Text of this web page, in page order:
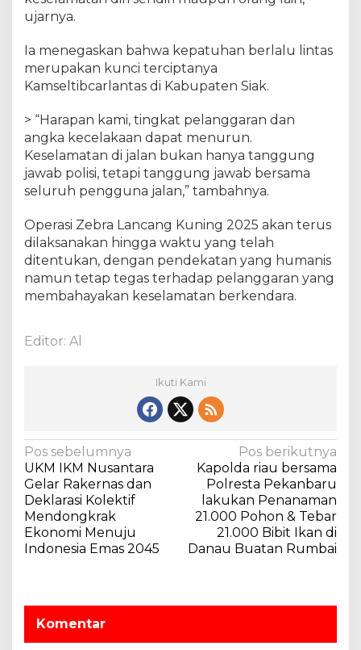
g
e
n
a
a
D
i
i
b
a
u
L
e
b
B
e
r
l
a
l
u
a
s
ujarnya.
Ia menegaskan bahwa kepatuhan berlalu lintas
merupakan kunci terciptanya
Kamseltibcarlantas di Kabupaten Siak.
> “Harapan kami, tingkat pelanggaran dan
angka kecelakaan dapat menurun.
Keselamatan di jalan bukan hanya tanggung
jawab polisi, tetapi tanggung jawab bersama
seluruh pengguna jalan,” tambahnya.
Operasi Zebra Lancang Kuning 2025 akan terus
dilaksanakan hingga waktu yang telah
ditentukan, dengan pendekatan yang humanis
namun tetap tegas terhadap pelanggaran yang
membahayakan keselamatan berkendara.
Editor: Al
Ikuti Kami
N
a
v
i
g
i
p
Pos sebelumnya
UKM IKM Nusantara
Gelar Rakernas dan
Deklarasi Kolektif
Mendongkrak
Ekonomi Menuju
Indonesia Emas 2045
Pos berikutnya
Kapolda riau bersama
Polresta Pekanbaru
lakukan Penanaman
21.000 Pohon & Tebar
21.000 Bibit Ikan di
Danau Buatan Rumbai
Komentar